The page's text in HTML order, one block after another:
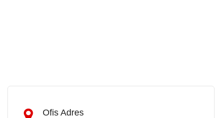
Ofis Adres